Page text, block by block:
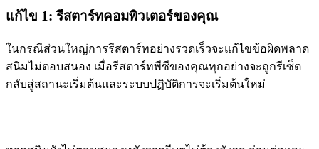
แก้ไข 1: รีสตาร์ทคอมพิวเตอร์ของคุณ
ในกรณีส่วนใหญ่การรีสตาร์ทอย่างรวดเร็วจะแก้ไขข้อผิดพลาด
สนิมไม่ตอบสนอง เมื่อรีสตาร์ทพีซีของคุณทุกอย่างจะถูกรีเซ็ต
กลับสู่สถานะเริ่มต้นและระบบปฏิบัติการจะเริ่มต้นใหม่